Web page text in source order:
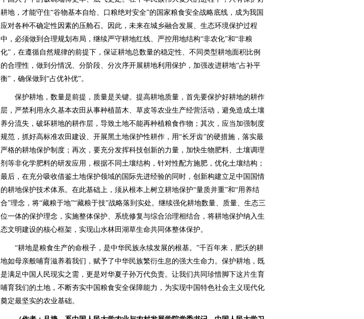
耕地，才能守住“谷物基本自给、口粮绝对安全”的国家粮食安全战略底线，成为我国
应对各种不确定性因素的压舱石。因此，未来在城乡融合发展、生态环境保护过程
中，必须做到合理规划布局，继续严守耕地红线、严控用地结构“非农化”和“非粮
化”，在遵循自然规律的前提下，保证耕地总数量的稳定性、不同类型耕地面积比例
的合理性，做到分情况、分阶段、分次序开展耕地利用保护，加强改进耕地“占补平
衡”，确保做到“占优补优”。
保护耕地，数量是前提，质量是关键。提高耕地质量，首先要保护好耕地的耕作
层，严禁利用永久基本农田从事种植苗木、草皮等农业生产经营活动，避免造成土壤
养分流失，破坏耕地的耕作层，导致土地不能再种植粮食作物；其次，应当加强制度
规范，抓好高标准农田建设、开展黑土地保护性耕作，用“长牙齿”的硬措施，落实最
严格的耕地保护制度；再次，要充分发挥科技创新的力量，加快生物肥料、土壤调理
剂等非化学肥料的研发应用，根据不同土壤结构，针对性配方施肥，优化土壤结构；
最后，在充分吸收借鉴土地保护领域的国际先进经验的同时，创新构建立足中国国情
的耕地保护技术体系。在此基础上，须从根本上树立耕地保护“量质并重”和“用养结
合”理念，将“藏粮于地”“藏粮于技”战略落到实处。继续强化耕地数量、质量、生态三
位一体的保护理念，实施整体保护、系统修复与综合治理相结合，将耕地保护纳入生
态文明建设的核心框架，实现山水林田湖草生命共同体整体保护。
“耕地是粮食生产的命根子，是中华民族永续发展的根基。”千百年来，肥沃的耕
地如母亲般哺育滋养着我们，赋予了中华民族繁衍生息的强大生命力。保护耕地，既
是满足中国人民现实之需，更是对华夏子孙万代负责。让我们共同珍惜脚下这片生育
哺育我们的土地，不断夯实中国粮食安全保障能力，为实现中国特色社会主义现代化
奠定最坚实的农业基础。